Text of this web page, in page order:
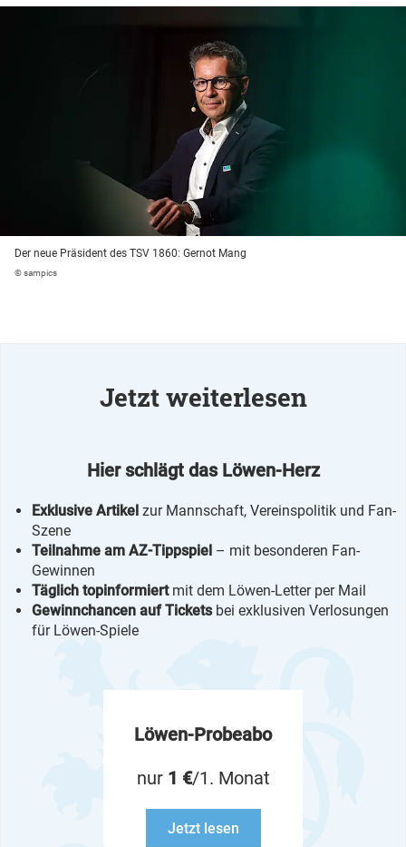
Der neue Präsident des TSV 1860: Gernot Mang
© sampics
Jetzt weiterlesen
Hier schlägt das Löwen-Herz
Exklusive Artikel zur Mannschaft, Vereinspolitik und Fan-
Szene
Teilnahme am AZ-Tippspiel – mit besonderen Fan-
Gewinnen
Täglich topinformiertmit dem Löwen-Letter per Mail
Gewinnchancen auf Ticketsbei exklusiven Verlosungen
für Löwen-Spiele
Löwen-Probeabo
nur 1 €/1. Monat
Jetzt lesen